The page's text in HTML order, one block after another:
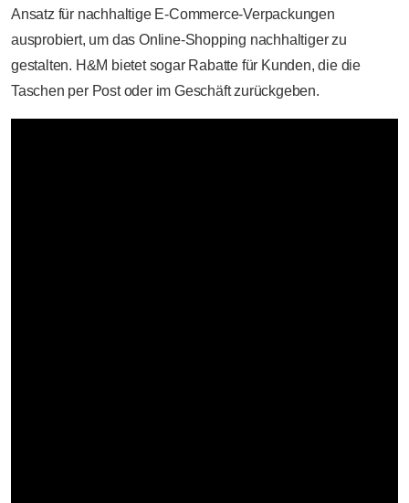
Ansatz für nachhaltige E-Commerce-Verpackungen
ausprobiert, um das Online-Shopping nachhaltiger zu
gestalten. H&M bietet sogar Rabatte für Kunden, die die
Taschen per Post oder im Geschäft zurückgeben.